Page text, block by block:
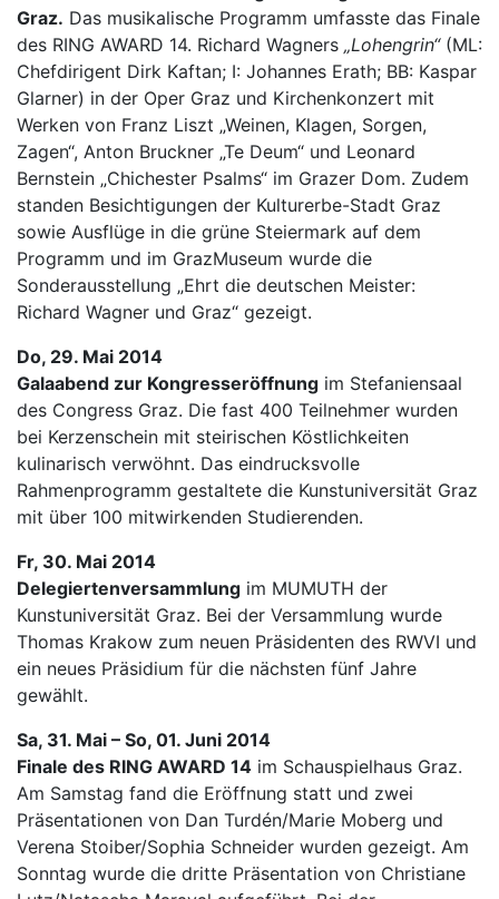
Graz. Das musikalische Programm umfasste das Finale
des RING AWARD 14. Richard Wagners „Lohengrin“(ML:
Chefdirigent Dirk Kaftan; I: Johannes Erath; BB: Kaspar
Glarner) in der Oper Graz und Kirchenkonzert mit
Werken von Franz Liszt „Weinen, Klagen, Sorgen,
Zagen“, Anton Bruckner „Te Deum“ und Leonard
Bernstein „Chichester Psalms“ im Grazer Dom. Zudem
standen Besichtigungen der Kulturerbe-Stadt Graz
sowie Ausflüge in die grüne Steiermark auf dem
Programm und im GrazMuseum wurde die
Sonderausstellung „Ehrt die deutschen Meister:
Richard Wagner und Graz“ gezeigt.
Do, 29. Mai 2014
Galaabend zur Kongresseröffnung im Stefaniensaal
des Congress Graz. Die fast 400 Teilnehmer wurden
bei Kerzenschein mit steirischen Köstlichkeiten
kulinarisch verwöhnt. Das eindrucksvolle
Rahmenprogramm gestaltete die Kunstuniversität Graz
mit über 100 mitwirkenden Studierenden.
Fr, 30. Mai 2014
Delegiertenversammlung im MUMUTH der
Kunstuniversität Graz. Bei der Versammlung wurde
Thomas Krakow zum neuen Präsidenten des RWVI und
ein neues Präsidium für die nächsten fünf Jahre
gewählt.
Sa, 31. Mai – So, 01. Juni 2014
Finale des RING AWARD 14 im Schauspielhaus Graz.
Am Samstag fand die Eröffnung statt und zwei
Präsentationen von Dan Turdén/Marie Moberg und
Verena Stoiber/Sophia Schneider wurden gezeigt. Am
Sonntag wurde die dritte Präsentation von Christiane